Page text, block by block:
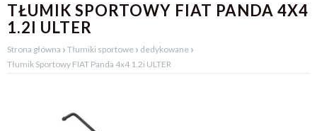
TŁUMIK SPORTOWY FIAT PANDA 4X4
1.2I ULTER
Strona główna › Tłumiki sportowe › dedykowane ›
Tłumik Sportowy FIAT Panda 4x4 1.2i ULTER